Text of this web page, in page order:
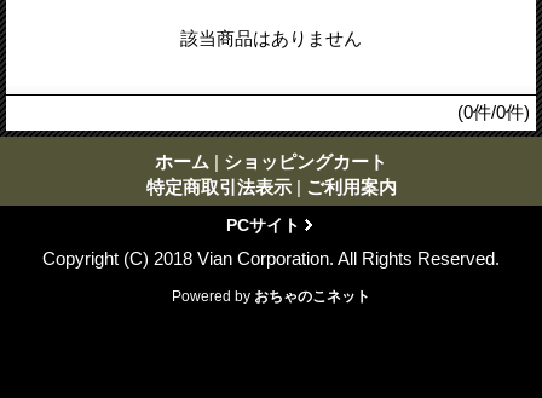
該当商品はありません
(0件/0件)
ホーム | ショッピングカート
特定商取引法表示 | ご利用案内
PCサイト
Copyright (C) 2018 Vian Corporation. All Rights Reserved.
Powered by おちゃのこネット